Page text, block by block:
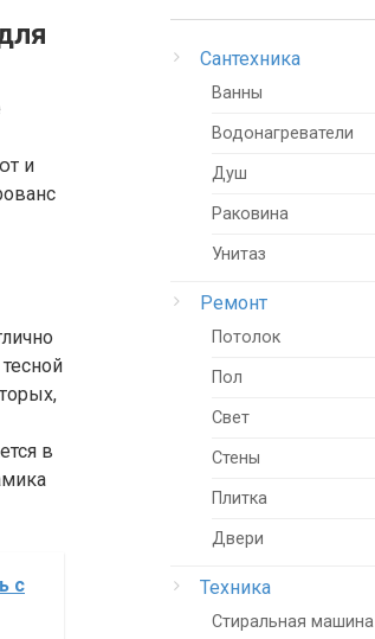
и
в
с
Сантехника
Ванны
Водонагреватели
Душ
Раковина
Унитаз
Ремонт
Потолок
Пол
Свет
Стены
Плитка
Двери
Техника
Стиральная машина